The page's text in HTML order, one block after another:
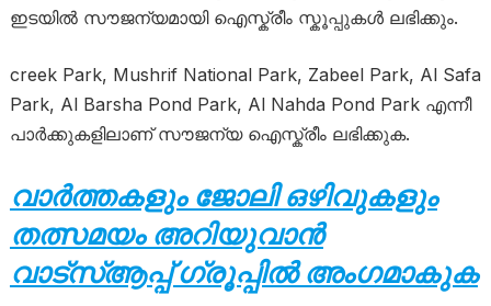
ഇടയിൽ സൗജന്യമായി ഐസ്ക്രീം സ്കൂപ്പുകൾ ലഭിക്കും.
creek Park, Mushrif National Park, Zabeel Park, Al Safa
Park, Al Barsha Pond Park, Al Nahda Pond Park എന്നീ
പാർക്കുകളിലാണ് സൗജന്യ ഐസ്ക്രീം ലഭിക്കുക.
വാർത്തകളും ജോലി ഒഴിവുകളും
തത്സമയം അറിയുവാൻ
വാട്സ്ആപ്പ് ഗ്രൂപ്പിൽ അംഗമാകുക